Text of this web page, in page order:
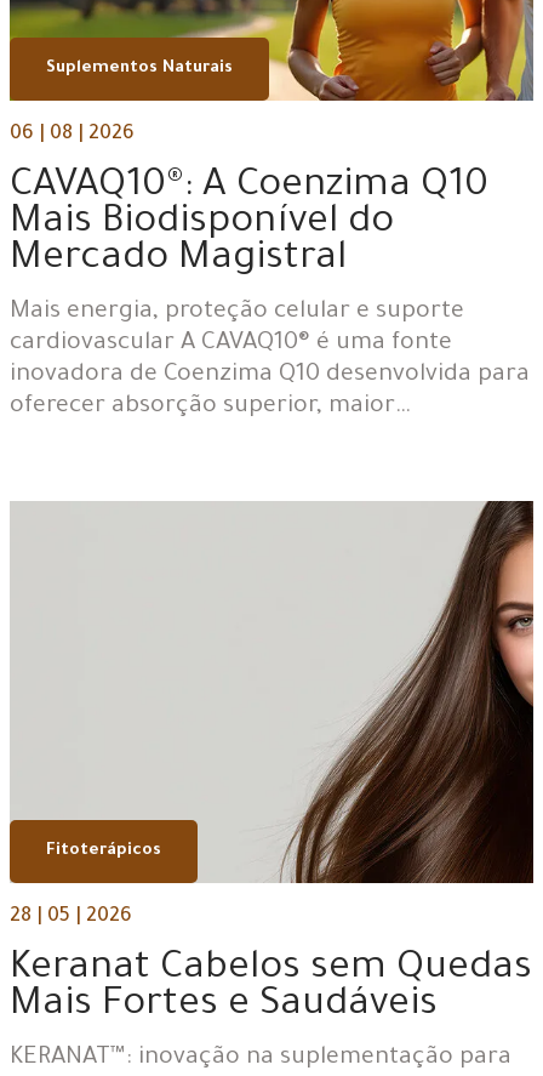
Suplementos Naturais
06 | 08 | 2026
CAVAQ10®: A Coenzima Q10
Mais Biodisponível do
Mercado Magistral
Mais energia, proteção celular e suporte
cardiovascular A CAVAQ10® é uma fonte
inovadora de Coenzima Q10 desenvolvida para
oferecer absorção superior, maior…
Fitoterápicos
28 | 05 | 2026
Keranat Cabelos sem Quedas
Mais Fortes e Saudáveis
KERANAT™: inovação na suplementação para